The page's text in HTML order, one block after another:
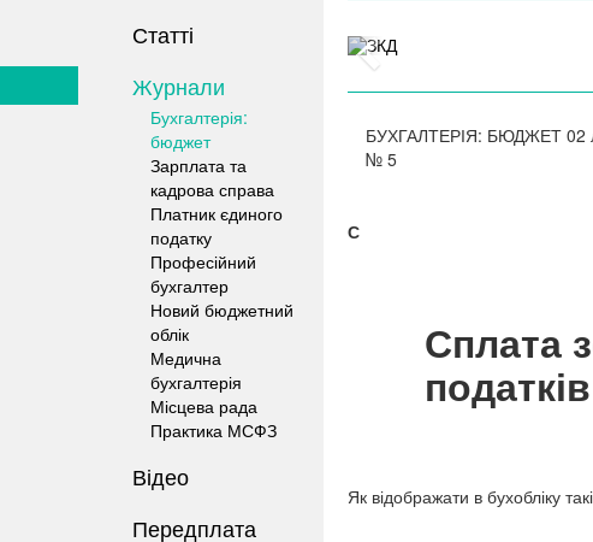
Статті
Журнали
Бухгалтерія:
бюджет
Зарплата та
кадрова справа
Платник єдиного
податку
Професійний
бухгалтер
Новий бюджетний
облік
Медична
бухгалтерія
Місцева рада
Практика МСФЗ
Відео
Передплата
БУХГАЛТЕРІЯ: БЮДЖЕТ 02
№ 5
С
Сплата
Як відображати в бухобліку